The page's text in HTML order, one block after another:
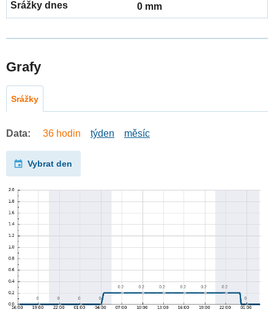
0 mm
Grafy
Srážky
Data: 36 hodin týden měsíc
Vybrat den